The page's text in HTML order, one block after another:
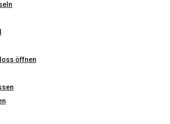
öffnen